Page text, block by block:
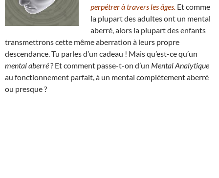
perpétrer à travers les âges. Et comme
la plupart des adultes ont un mental
aberré, alors la plupart des enfants
transmettrons cette même aberration à leurs propre
descendance. Tu parles d’un cadeau ! Mais qu’est-ce qu’un
mental aberré? Et comment passe-t-on d’un Mental Analytique
au fonctionnement parfait, à un mental complètement aberré
ou presque ?